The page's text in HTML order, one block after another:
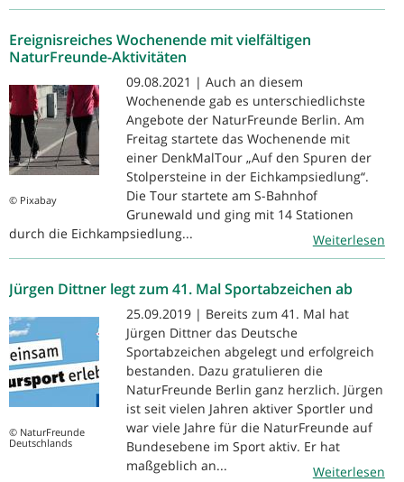
Ereignisreiches Wochenende mit vielfältigen
NaturFreunde-Aktivitäten
© Pixabay
09.08.2021 | Auch an diesem
Wochenende gab es unterschiedlichste
Angebote der NaturFreunde Berlin. Am
Freitag startete das Wochenende mit
einer DenkMalTour „Auf den Spuren der
Stolpersteine in der Eichkampsiedlung“.
Die Tour startete am S-Bahnhof
Grunewald und ging mit 14 Stationen
durch die Eichkampsiedlung...
Weiterlesen
Jürgen Dittner legt zum 41. Mal Sportabzeichen ab
© NaturFreunde
Deutschlands
25.09.2019 | Bereits zum 41. Mal hat
Jürgen Dittner das Deutsche
Sportabzeichen abgelegt und erfolgreich
bestanden. Dazu gratulieren die
NaturFreunde Berlin ganz herzlich. Jürgen
ist seit vielen Jahren aktiver Sportler und
war viele Jahre für die NaturFreunde auf
Bundesebene im Sport aktiv. Er hat
maßgeblich an...
Weiterlesen